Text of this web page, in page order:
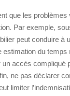
que les problèmes
Par exemple,
peut conduire à
estimation du temps
un accès compliqué
ne pas déclarer
limiter